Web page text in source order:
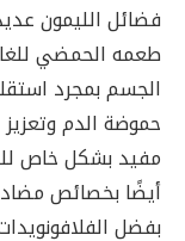
فضائل الليمون
طعمه الحمضي
الجسم بمجرد
حموضة الدم
مفيد بشكل خاص
أيضًا بخصائص
بفضل